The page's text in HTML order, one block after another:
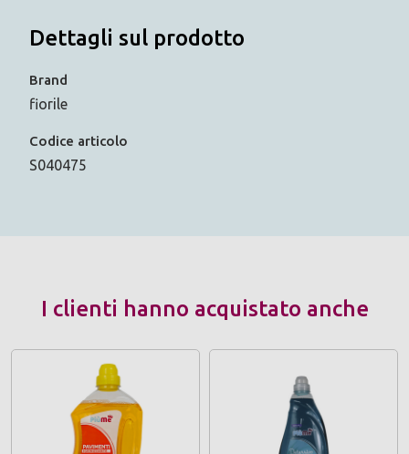
Dettagli sul prodotto
Brand
fiorile
Codice articolo
S040475
I clienti hanno acquistato anche